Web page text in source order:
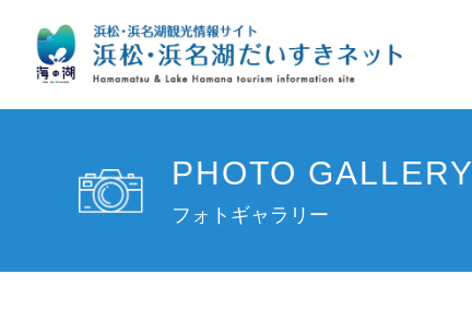
PHOTO GALLERY
フォトギャラリー